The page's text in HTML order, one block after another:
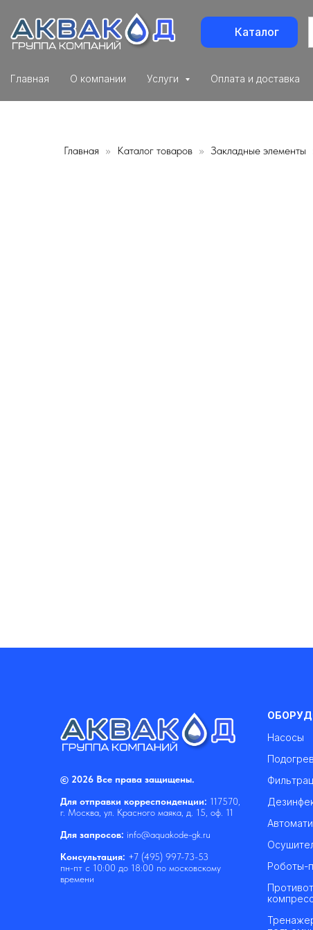
Каталог
Главная О компании Услуги Оплата и доставка
Главная Каталог товаров Закладные элементы
© 2026 Все права защищены.
Для отправки корреспонденции: 117570,
г. Москва, ул. Красного маяка, д. 15, оф. 11
Для запросов: info@aquakode-gk.ru
Консультация: +7 (495) 997-73-53
пн-пт с 10:00 до 18:00 по московскому
времени
Насосы
Подогрев
Роботы-